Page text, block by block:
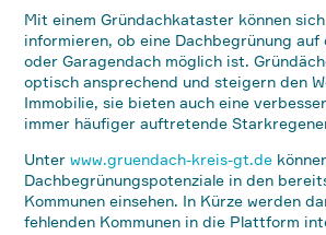
Mit einem Gründachkataster können
informieren, ob eine Dachbegrünung auf
oder Garagendach möglich ist.
optisch ansprechend und steigern den
Immobilie, sie bieten auch eine
immer häufiger auftretende
Unterwww.gruendach-kreis-gt.de
Dachbegrünungspotenziale in den
Kommunen einsehen. In Kürze werden
fehlenden Kommunen in die Plattform